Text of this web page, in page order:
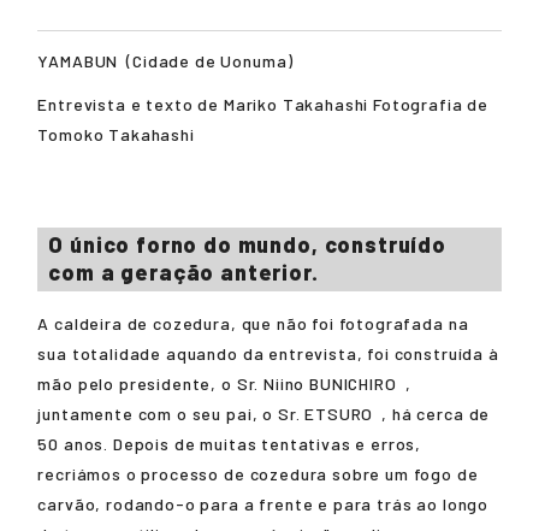
YAMABUN (Cidade de Uonuma)
Entrevista e texto de Mariko Takahashi Fotografia de
Tomoko Takahashi
O único forno do mundo, construído
com a geração anterior.
A caldeira de cozedura, que não foi fotografada na
sua totalidade aquando da entrevista, foi construída à
mão pelo presidente, o Sr. NiinoBUNICHIRO ,
juntamente com o seu pai, o Sr.ETSURO , há cerca de
50 anos. Depois de muitas tentativas e erros,
recriámos o processo de cozedura sobre um fogo de
carvão, rodando-o para a frente e para trás ao longo